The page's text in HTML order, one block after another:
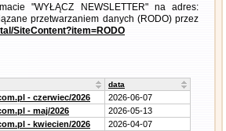
"WYŁĄCZ NEWSLETTER" na adres:
przetwarzaniem danych (RODO) przez
SiteContent?item=RODO
data
- czerwiec/2026
2026-06-07
- maj/2026
2026-05-13
- kwiecien/2026
2026-04-07